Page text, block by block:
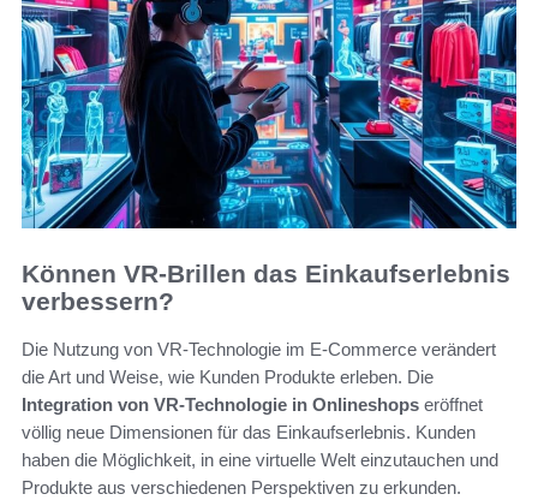
Können VR-Brillen das Einkaufserlebnis
verbessern?
Die Nutzung von VR-Technologie im E-Commerce verändert
die Art und Weise, wie Kunden Produkte erleben. Die
Integration von VR-Technologie in Onlineshops eröffnet
völlig neue Dimensionen für das Einkaufserlebnis. Kunden
haben die Möglichkeit, in eine virtuelle Welt einzutauchen und
Produkte aus verschiedenen Perspektiven zu erkunden.